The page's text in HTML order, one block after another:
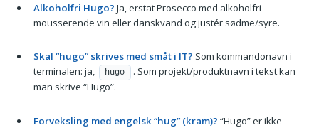
Alkoholfri Hugo? Ja, erstat Prosecco med alkoholfri
mousserende vin eller danskvand og justér sødme/syre.
Skal “hugo” skrives med småt i IT? Som kommandonavn i
terminalen: ja,
hugo
. Som projekt/produktnavn i tekst kan
man skrive “Hugo”.
Forveksling med engelsk “hug” (kram)? “Hugo” er ikke